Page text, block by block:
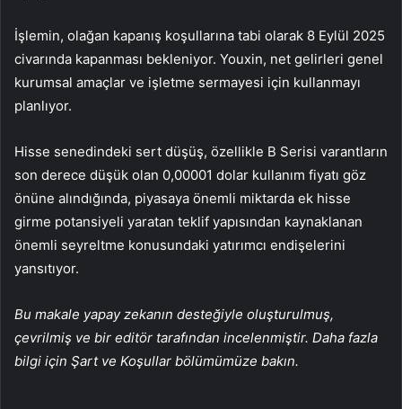
İşlemin, olağan kapanış koşullarına tabi olarak 8 Eylül 2025
civarında kapanması bekleniyor. Youxin, net gelirleri genel
kurumsal amaçlar ve işletme sermayesi için kullanmayı
planlıyor.
Hisse senedindeki sert düşüş, özellikle B Serisi varantların
son derece düşük olan 0,00001 dolar kullanım fiyatı göz
önüne alındığında, piyasaya önemli miktarda ek hisse
girme potansiyeli yaratan teklif yapısından kaynaklanan
önemli seyreltme konusundaki yatırımcı endişelerini
yansıtıyor.
Bu makale yapay zekanın desteğiyle oluşturulmuş,
çevrilmiş ve bir editör tarafından incelenmiştir. Daha fazla
bilgi için Şart ve Koşullar bölümümüze bakın.